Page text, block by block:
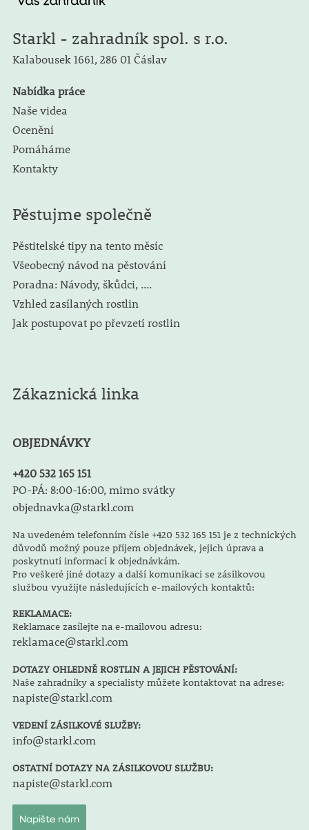
Starkl - zahradník spol. s r.o.
Kalabousek 1661, 286 01 Čáslav
Nabídka práce
Naše videa
Ocenění
Pomáháme
Kontakty
Pěstujme společně
Pěstitelské tipy na tento měsíc
Všeobecný návod na pěstování
Poradna: Návody, škůdci, ....
Vzhled zasílaných rostlin
Jak postupovat po převzetí rostlin
Zákaznická linka
OBJEDNÁVKY
+420 532 165 151
PO-PÁ: 8:00-16:00, mimo svátky
objednavka@starkl.com
Na uvedeném telefonním čísle +420 532 165 151 je z technických
důvodů možný pouze příjem objednávek, jejich úprava a
poskytnutí informací k objednávkám.
Pro veškeré jiné dotazy a další komunikaci se zásilkovou
službou využijte následujících e-mailových kontaktů:
REKLAMACE:
Reklamace zasílejte na e-mailovou adresu:
reklamace@starkl.com
DOTAZY OHLEDNĚ ROSTLIN A JEJICH PĚSTOVÁNÍ:
Naše zahradníky a specialisty můžete kontaktovat na adrese:
napiste@starkl.com
VEDENÍ ZÁSILKOVÉ SLUŽBY:
info@starkl.com
OSTATNÍ DOTAZY NA ZÁSILKOVOU SLUŽBU:
napiste@starkl.com
Napište nám